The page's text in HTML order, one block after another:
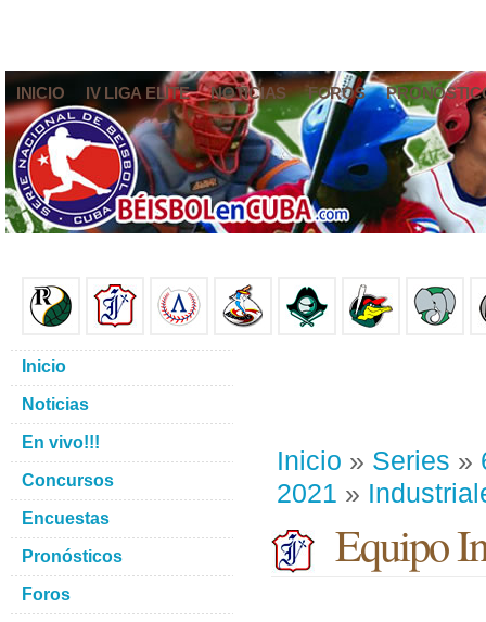
INICIO IV LIGA ELITE NOTICIAS FOROS
Inicio » Series »
2021 »
Equipo
Inicio
Noticias
En vivo!!!
Concursos
Encuestas
Pronósticos
Foros